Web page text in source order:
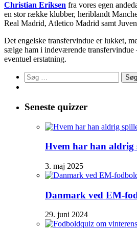
Christian Eriksen fra vores egen
en stor række klubber, heriblandt
Real Madrid, Atletico Madrid samt
Det engelske transfervindue er lukket,
sælge ham i indeværende transfervindue
eventuel erstatning.
Søg
efter:
Seneste quizzer
Hvem har han aldrig
3. maj 2025
Danmark ved EM-
29. juni 2024